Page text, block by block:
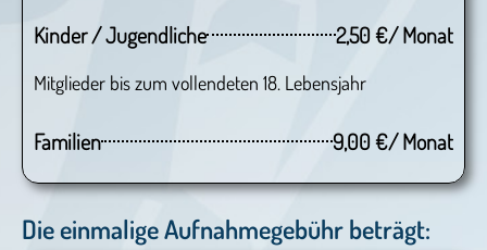
Kinder / Jugendliche 2,50 €/ Monat
Mitglieder bis zum vollendeten 18. Lebensjahr
Familien 9,00 €/ Monat
Die einmalige Aufnahmegebühr beträgt: